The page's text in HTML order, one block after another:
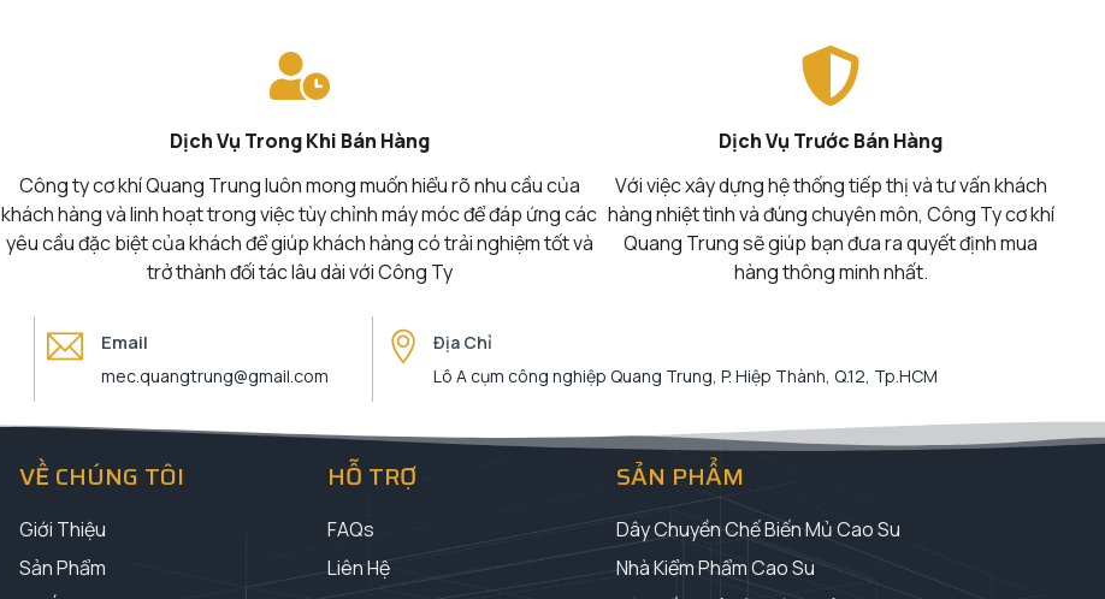
Dịch Vụ Trước Bán Hàng
Với việc xây dựng hệ thống tiếp thị và tư vấn khách
hàng nhiệt tình và đúng chuyên môn, Công Ty cơ khí
Quang Trung sẽ giúp bạn đưa ra quyết định mua
hàng thông minh nhất.
Dịch Vụ Trong Khi Bán Hàng
Công ty cơ khí Quang Trung luôn mong muốn hiểu rõ nhu cầu của
khách hàng và linh hoạt trong việc tùy chỉnh máy móc để đáp ứng các
yêu cầu đặc biệt của khách để giúp khách hàng có trải nghiệm tốt và
trở thành đối tác lâu dài với Công Ty
Email
mec.quangtrung@gmail.com
Địa Chỉ
Lô A cụm công nghiệp Quang Trung, P. Hiệp Thành, Q.12, Tp.HCM
VỀ CHÚNG TÔI
Giới Thiệu
Sản Phẩm
HỖ TRỢ
FAQs
Liên Hệ
SẢN PHẨM
Dây Chuyền Chế Biến Mủ Cao Su
Nhà Kiểm Phẩm Cao Su